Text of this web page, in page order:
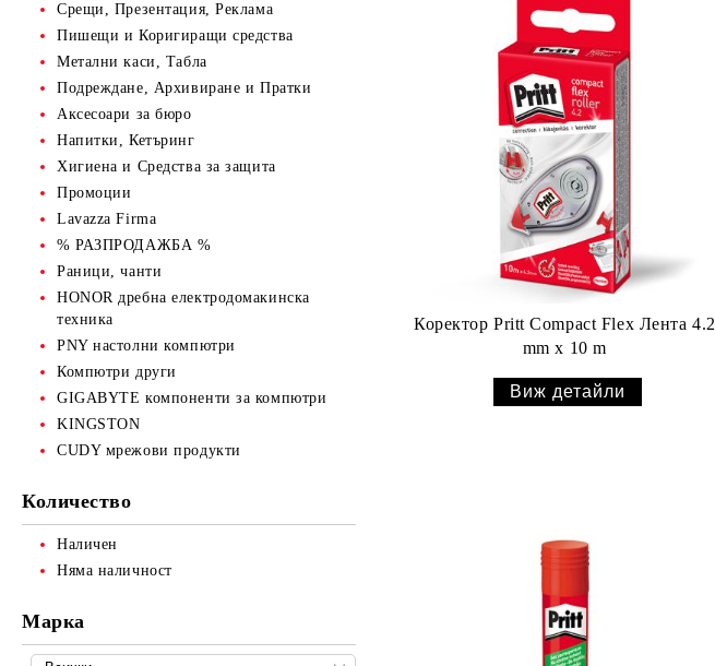
Срещи, Презентация, Реклама
Пишещи и Коригиращи средства
Метални каси, Табла
Подреждане, Архивиране и Пратки
Аксесоари за бюро
Напитки, Кетъринг
Хигиена и Средства за защита
Промоции
Lavazza Firma
% РАЗПРОДАЖБА %
Раници, чанти
HONOR дребна електродомакинска
техника
PNY настолни компютри
Компютри други
GIGABYTE компоненти за компютри
KINGSTON
CUDY мрежови продукти
Количество
Наличен
Няма наличност
Марка
Коректор Pritt Compact Flex Лента 4.2
mm x 10 m
Виж детайли